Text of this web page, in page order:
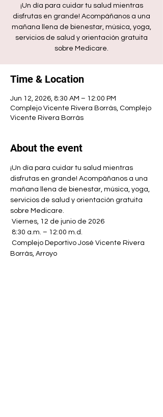
¡Un día para cuidar tu salud mientras
disfrutas en grande! Acompáñanos a una
mañana llena de bienestar, música, yoga,
servicios de salud y orientación gratuita
sobre Medicare.
Time & Location
Jun 12, 2026, 8:30 AM – 12:00 PM
Complejo Vicente Rivera Borrás, Complejo
Vicente Rivera Borrás
About the event
¡Un día para cuidar tu salud mientras
disfrutas en grande! Acompáñanos a una
mañana llena de bienestar, música, yoga,
servicios de salud y orientación gratuita
sobre Medicare.
Viernes, 12 de junio de 2026
8:30 a.m. – 12:00 m.d.
Complejo Deportivo José Vicente Rivera
Borrás, Arroyo